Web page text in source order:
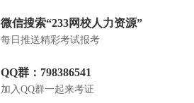
微信搜索“233网校人力资源”
每日推送精彩考试报考
QQ群：798386541
加入QQ群一起来考证